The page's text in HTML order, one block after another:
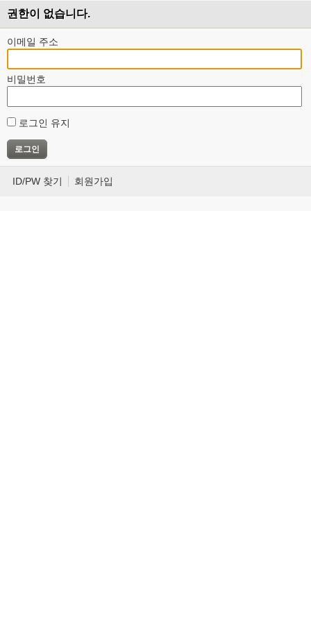
권한이 없습니다.
이메일 주소
비밀번호
로그인 유지
ID/PW 찾기 회원가입